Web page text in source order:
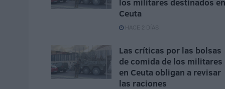
los militares destinados en
Ceuta
HACE 2 DÍAS
Las críticas por las bolsas
de comida de los militares
en Ceuta obligan a revisar
las raciones